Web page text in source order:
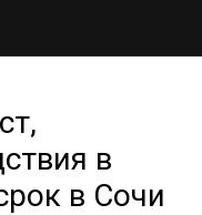
в
в Сочи